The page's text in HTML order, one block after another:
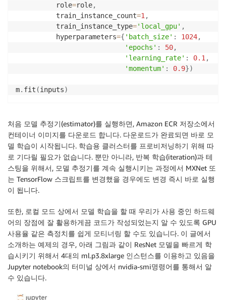
          role
=role,
          train_instance_count
=1 ,
          train_instance_type
='local_gpu' ,
          hyperparameters
={ 'batch_size' : 1024,
'epochs' : 50,
'learning_rate' : 0.1 ,
'momentum' : 0.9})
m. fit (inputs)
처음 모델 추정기(estimator)를 실행하면, Amazon ECR 저장소에서
컨테이너 이미지를 다운로드 합니다. 다운로드가 완료되면 바로 모
델 학습이 시작됩니다. 학습용 클러스터를 프로비저닝하기 위해 따
로 기다릴 필요가 없습니다. 뿐만 아니라, 반복 학습(iteration)과 테
스팅을 위해서, 모델 추정기를 계속 실행시키는 과정에서 MXNet 또
는 TensorFlow 스크립트를 변경했을 경우에도 변경 즉시 바로 실행
이 됩니다.
또한, 로컬 모드 상에서 모델 학습을 할 때 우리가 사용 중인 하드웨
어의 장점에 잘 활용하게끔 코드가 작성되었는지 알 수 있도록 GPU
사용율 같은 측정치를 쉽게 모티너링 할 수도 있습니다. 이 글에서
소개하는 예제의 경우, 아래 그림과 같이 ResNet 모델을 빠르게 학
습시키기 위해서 4대의 ml.p3.8xlarge 인스턴스를 이용하고 있음을
Jupyter notebook의 터미널 상에서 nvidia-smi명령어를 통해서 알
수 있습니다.